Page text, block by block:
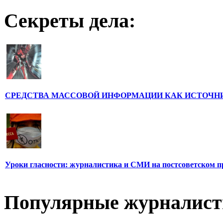
Секреты дела:
СРЕДСТВА МАССОВОЙ ИНФОРМАЦИИ КАК
Уроки гласности: журналистика и СМИ на постсоветском
Популярные